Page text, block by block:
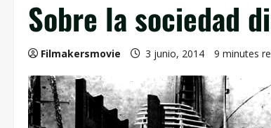
Sobre la sociedad
Filmakersmovie 3 junio, 2014 9 minutes